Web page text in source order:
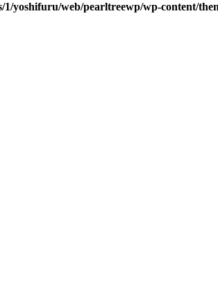
1/yoshifuru/web/pearltreewp/wp-content/